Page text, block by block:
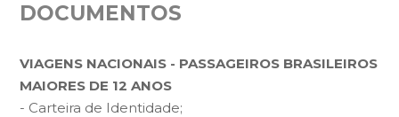
DOCUMENTOS
VIAGENS NACIONAIS - PASSAGEIROS BRASILEIROS
MAIORES DE 12 ANOS
- Carteira de Identidade;